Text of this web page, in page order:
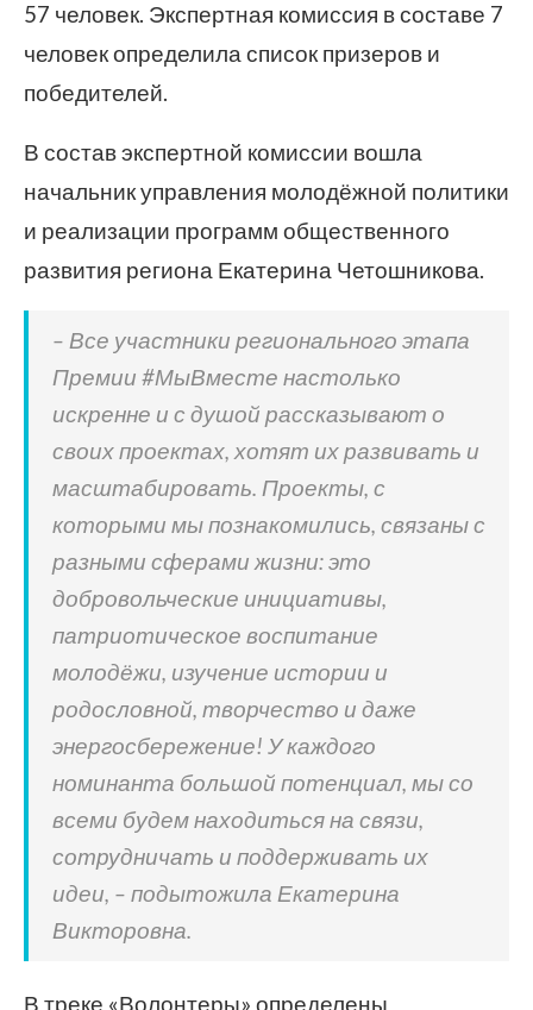
57 человек. Экспертная комиссия в составе 7
человек определила список призеров и
победителей.
В состав экспертной комиссии вошла
начальник управления молодёжной политики
и реализации программ общественного
развития региона Екатерина Четошникова.
– Все участники регионального этапа
Премии #МыВместе настолько
искренне и с душой рассказывают о
своих проектах, хотят их развивать и
масштабировать. Проекты, с
которыми мы познакомились, связаны с
разными сферами жизни: это
добровольческие инициативы,
патриотическое воспитание
молодёжи, изучение истории и
родословной, творчество и даже
энергосбережение! У каждого
номинанта большой потенциал, мы со
всеми будем находиться на связи,
сотрудничать и поддерживать их
идеи, – подытожила Екатерина
Викторовна.
В треке «Волонтеры» определены